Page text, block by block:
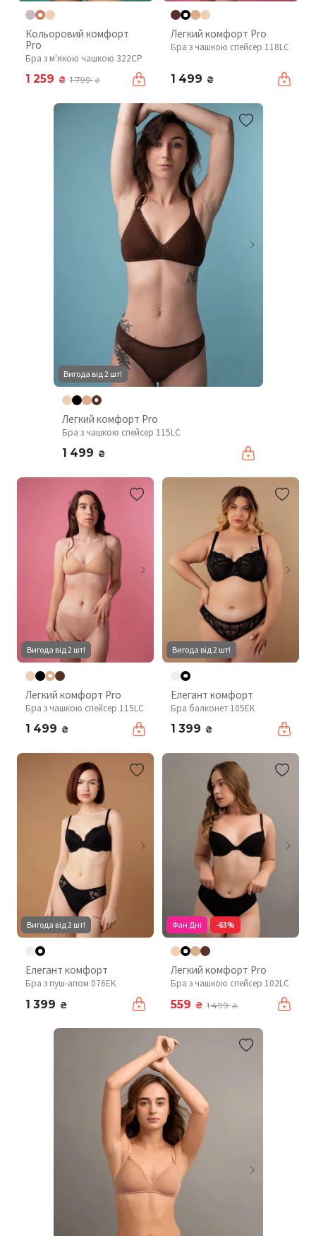
Кольоровий комфорт
Pro
Бра з м'якою чашкою 322CP
1 259 ₴ 1 799₴
Легкий комфорт Pro
Бра з чашкою спейсер 118LC
1 499 ₴
Вигода від 2 шт!
Легкий комфорт Pro
Бра з чашкою спейсер 115LC
1 499 ₴
Вигода від 2 шт!
Легкий комфорт Pro
Бра з чашкою спейсер 115LC
1 499 ₴
Вигода від 2 шт!
Елегант комфорт
Бра балконет 105EK
1 399 ₴
Вигода від 2 шт!
Елегант комфорт
Бра з пуш-апом 076EK
1 399 ₴
Фан Дні -63%
Легкий комфорт Pro
Бра з чашкою спейсер 102LC
559 ₴ 1 499₴